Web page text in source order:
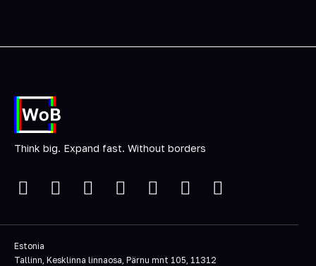
Think big. Expand fast. Without borders
Estonia
Tallinn, Kesklinna linnaosa, Pärnu mnt 105, 11312